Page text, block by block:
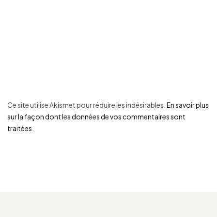
Ce site utilise Akismet pour réduire les indésirables. En savoir plus
sur la façon dont les données de vos commentaires sont
traitées